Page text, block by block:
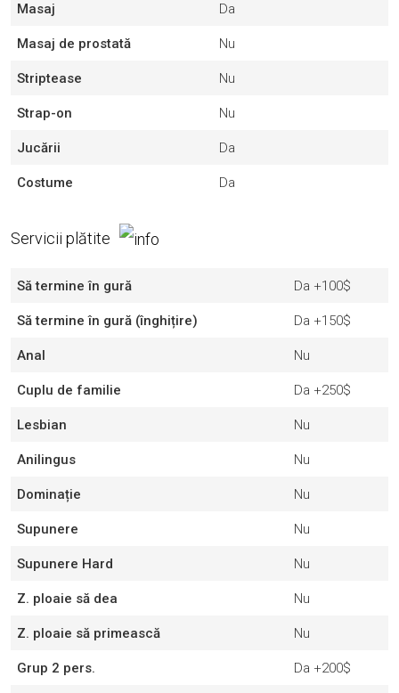
Masaj Da
Masaj de prostată Nu
Striptease Nu
Strap-on Nu
Jucării Da
Costume Da
Servicii plătite
Să termine în gură Da +100$
Să termine în gură (înghițire) Da +150$
Anal Nu
Cuplu de familie Da +250$
Lesbian Nu
Anilingus Nu
Dominație Nu
Supunere Nu
Supunere Hard Nu
Z. ploaie să dea Nu
Z. ploaie să primească Nu
Grup 2 pers. Da +200$